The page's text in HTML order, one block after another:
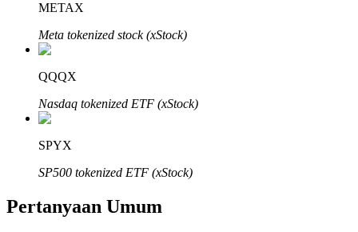
Mitra Bitrue
Afiliasi Bitrue
Hingga 65% Komisi!
METAX
Meta tokenized stock (xStock)
QQQX
Nasdaq tokenized ETF (xStock)
SPYX
SP500 tokenized ETF (xStock)
Pertanyaan Umum